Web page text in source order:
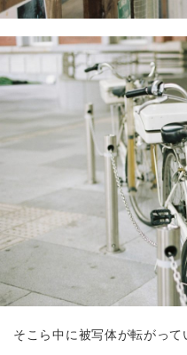
そこら中に被写体が転がって